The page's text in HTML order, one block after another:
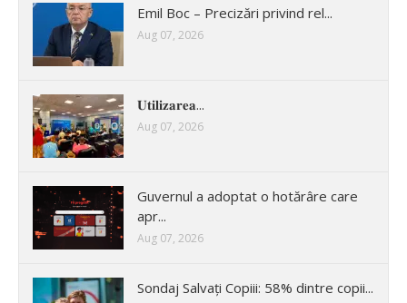
Emil Boc – Precizări privind rel...
Aug 07, 2026
𝐔𝐭𝐢𝐥𝐢𝐳𝐚𝐫𝐞𝐚...
Aug 07, 2026
Guvernul a adoptat o hotărâre care
apr...
Aug 07, 2026
Sondaj Salvați Copiii: 58% dintre copii...